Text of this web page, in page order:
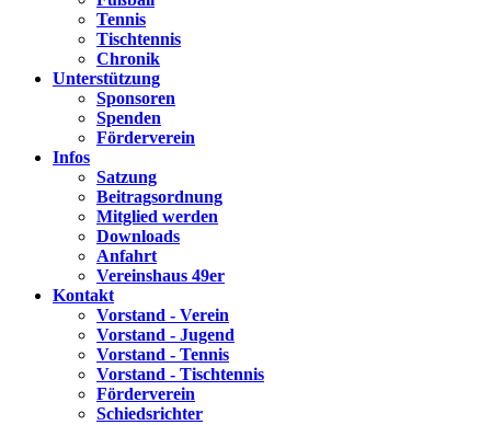
Tennis
Tischtennis
Chronik
Unterstützung
Sponsoren
Spenden
Förderverein
Infos
Satzung
Beitragsordnung
Mitglied werden
Downloads
Anfahrt
Vereinshaus 49er
Kontakt
Vorstand - Verein
Vorstand - Jugend
Vorstand - Tennis
Vorstand - Tischtennis
Förderverein
Schiedsrichter